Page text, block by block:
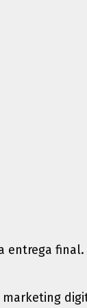
entrega final.